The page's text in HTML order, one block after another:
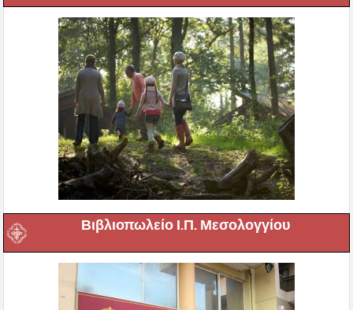
Βιβλιοπωλείο Ι.Π. Μεσολογγίου